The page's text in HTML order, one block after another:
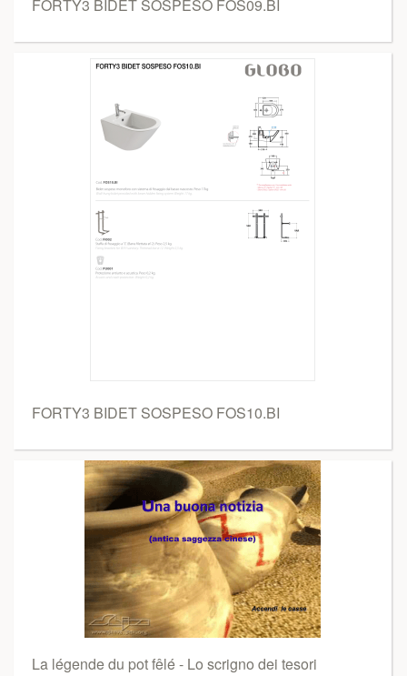
FORTY3 BIDET SOSPESO FOS09.BI
FORTY3 BIDET SOSPESO FOS10.BI
La légende du pot fêlé - Lo scrigno dei tesori